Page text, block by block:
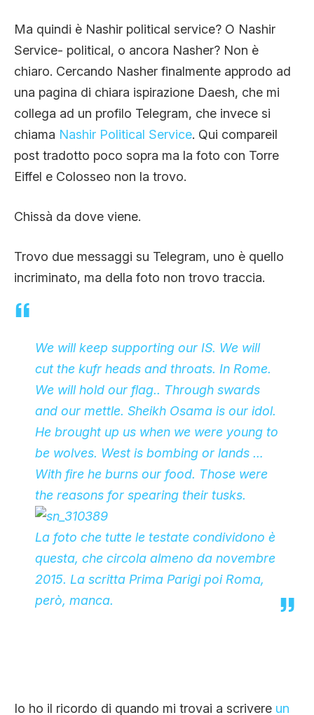
Ma quindi è Nashir political service? O Nashir
Service- political, o ancora Nasher? Non è
chiaro. Cercando Nasher finalmente approdo ad
una pagina di chiara ispirazione Daesh, che mi
collega ad un profilo Telegram, che invece si
chiama Nashir Political Service. Qui compareil
post tradotto poco sopra ma la foto con Torre
Eiffel e Colosseo non la trovo.
Chissà da dove viene.
Trovo due messaggi su Telegram, uno è quello
incriminato, ma della foto non trovo traccia.
We will keep supporting our IS. We will
cut the kufr heads and throats. In Rome.
We will hold our flag.. Through swards
and our mettle. Sheikh Osama is our idol.
He brought up us when we were young to
be wolves. West is bombing or lands …
With fire he burns our food. Those were
the reasons for spearing their tusks.
La foto che tutte le testate condividono è
questa, che circola almeno da novembre
2015. La scritta Prima Parigi poi Roma,
però, manca.
Io ho il ricordo di quando mi trovai a scrivere un